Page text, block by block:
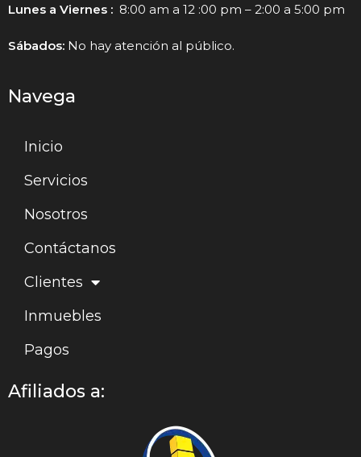
Lunes a Viernes : 8:00 am a 12 :00 pm – 2:00 a 5:00 pm
Sábados: No hay atención al público.
Navega
Inicio
Servicios
Nosotros
Contáctanos
Clientes
Inmuebles
Pagos
Afiliados a: